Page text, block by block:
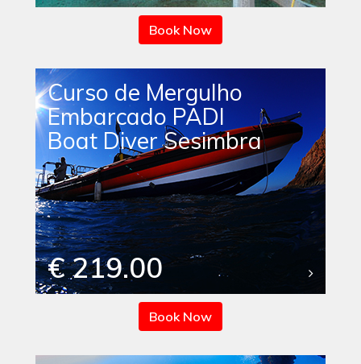
Book Now
Curso de Mergulho
Embarcado PADI
Boat Diver Sesimbra
€ 219.00
Book Now